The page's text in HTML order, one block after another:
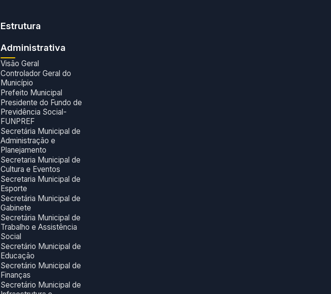
Estrutura
Administrativa
Visão Geral
Controlador Geral do
Município
Prefeito Municipal
Presidente do Fundo de
Previdência Social-
FUNPREF
Secretária Municipal de
Administração e
Planejamento
Secretaria Municipal de
Cultura e Eventos
Secretaria Municipal de
Esporte
Secretária Municipal de
Gabinete
Secretária Municipal de
Trabalho e Assistência
Social
Secretário Municipal de
Educação
Secretário Municipal de
Finanças
Secretário Municipal de